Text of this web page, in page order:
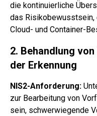
die kontinuierliche
das Risikobewusstsein,
Cloud- und Container-
2. Behandlung
der Erkennung
NIS2-Anforderung:
zur Bearbeitung von
sein, schwerwiegende